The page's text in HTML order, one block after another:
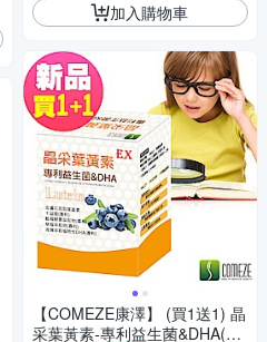
加入購物車
【COMEZE康澤】 (買1送1) 晶
采葉黃素-專利益生菌&DHA(專